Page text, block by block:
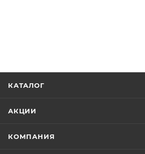
КАТАЛОГ
АКЦИИ
КОМПАНИЯ